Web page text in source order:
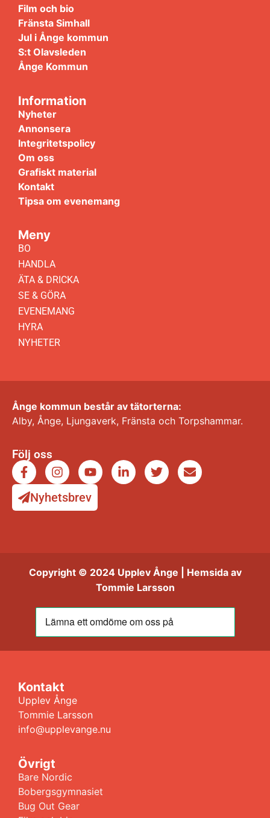
Film och bio
Fränsta Simhall
Jul i Ånge kommun
S:t Olavsleden
Ånge Kommun
Information
Nyheter
Annonsera
Integritetspolicy
Om oss
Grafiskt material
Kontakt
Tipsa om evenemang
Meny
BO
HANDLA
ÄTA & DRICKA
SE & GÖRA
EVENEMANG
HYRA
NYHETER
Ånge kommun består av tätorterna:
Alby, Ånge, Ljungaverk, Fränsta och Torpshammar.
Följ oss
Nyhetsbrev
Copyright © 2024 Upplev Ånge | Hemsida av
Tommie Larsson
Kontakt
Upplev Ånge
Tommie Larsson
info@upplevange.nu
Övrigt
Bare Nordic
Bobergsgymnasiet
Bug Out Gear